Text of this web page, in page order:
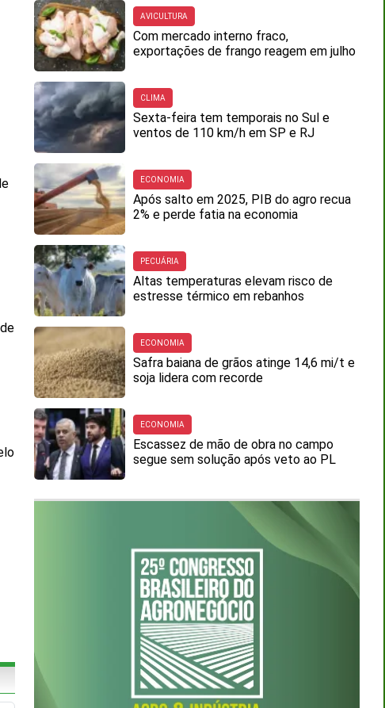
AVICULTURA
Com mercado interno fraco,
exportações de frango reagem em julho
CLIMA
Sexta-feira tem temporais no Sul e
ventos de 110 km/h em SP e RJ
ECONOMIA
Após salto em 2025, PIB do agro recua
2% e perde fatia na economia
PECUÁRIA
Altas temperaturas elevam risco de
estresse térmico em rebanhos
ECONOMIA
Safra baiana de grãos atinge 14,6 mi/t e
soja lidera com recorde
ECONOMIA
Escassez de mão de obra no campo
segue sem solução após veto ao PL